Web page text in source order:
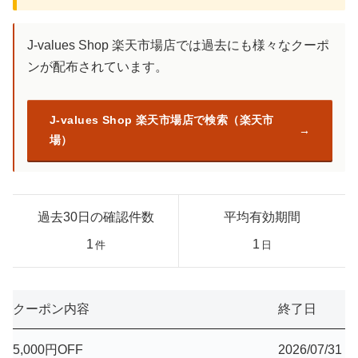
J-values Shop 楽天市場店では過去にも様々なクーポ
ンが配布されています。
J-values Shop 楽天市場店で検索（楽天市
場）
過去30日の確認件数
1件
平均有効期間
1 日
クーポン内容 終了日
5,000円OFF 2026/07/31